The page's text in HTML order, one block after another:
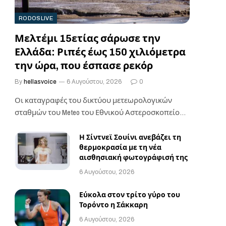
RODOSLIVE
Μελτέμι 15ετίας σάρωσε την
Ελλάδα: Ριπές έως 150 χιλιόμετρα
την ώρα, που έσπασε ρεκόρ
By hellasvoice 6 Αυγούστου, 2026 0
Οι καταγραφές του δικτύου μετεωρολογικών
σταθμών του Meteo του Εθνικού Αστεροσκοπείου
Η Σίντνεϊ Σουίνι ανεβάζει τη
θερμοκρασία με τη νέα
αισθησιακή φωτογράφισή της
6 Αυγούστου, 2026
Εύκολα στον τρίτο γύρο του
Τορόντο η Σάκκαρη
6 Αυγούστου, 2026